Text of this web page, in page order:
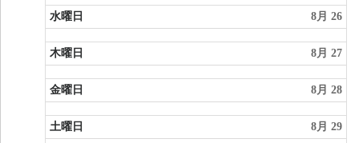
水曜日 8月 26
木曜日 8月 27
金曜日 8月 28
土曜日 8月 29